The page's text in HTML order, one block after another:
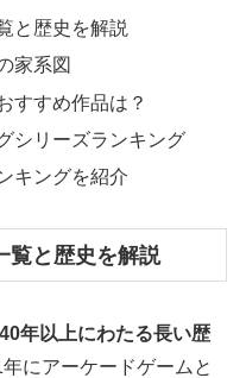
と歴史を解説
家系図
すすめ作品は？
シリーズランキング
キングを紹介
覧と歴史を解説
40年以上にわたる長い歴
にアーケードゲームと